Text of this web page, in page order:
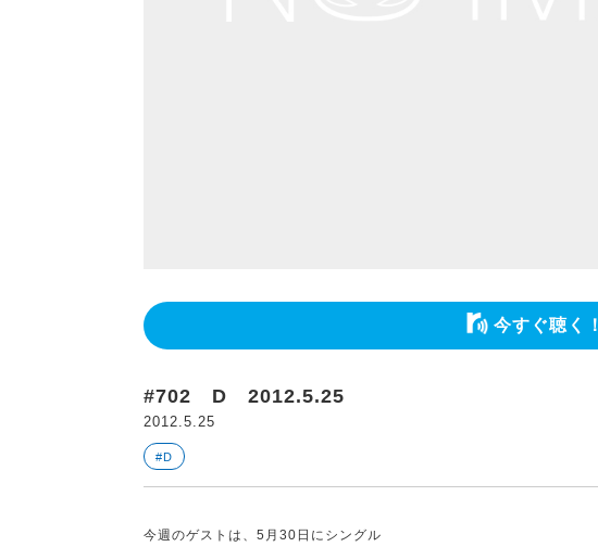
今すぐ聴く！
#702 D 2012.5.25
2012.5.25
#D
今週のゲストは、 5 月 30 日にシングル